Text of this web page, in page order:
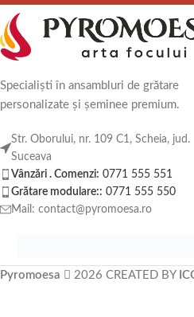
Specialiști în ansambluri de grătare
personalizate și șeminee premium.
Str. Oborului, nr. 109 C1, Scheia, jud.
Suceava
Vânzări . Comenzi: 0771 555 551
Grătare modulare:: 0771 555 550
Mail: contact@pyromoesa.ro
Pyromoesa 2026 CREATED BY